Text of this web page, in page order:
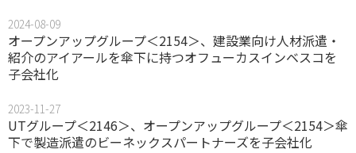
2024-08-09
オープンアップグループ＜2154＞、建設業向け人材派遣・
紹介のアイアールを傘下に持つオフューカスインベスコを
子会社化
2023-11-27
UTグループ＜2146＞、オープンアップグループ＜2154＞傘
下で製造派遣のビーネックスパートナーズを子会社化